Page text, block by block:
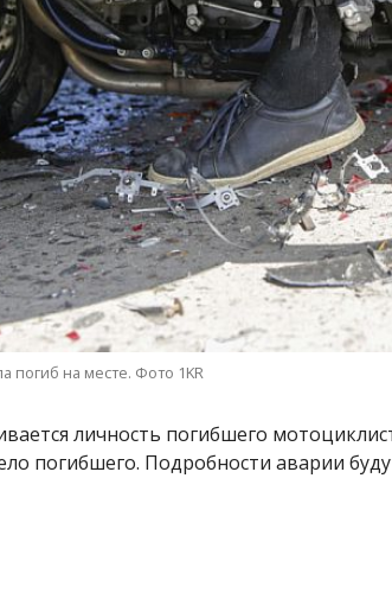
погиб на месте. Фото 1KR
личность погибшего
погибшего. Подробности аварии